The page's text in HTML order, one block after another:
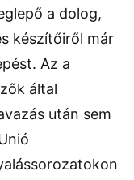
a dolog,
készítőiről már
Az a
által
után sem